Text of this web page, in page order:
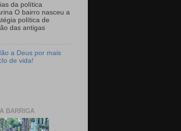
da política
O bairro nasceu a
política de
das antigas
a Deus por mais
de vida!
BARRIGA